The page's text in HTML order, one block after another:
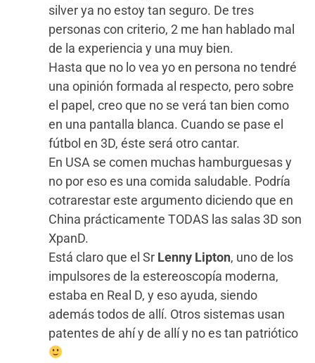
silver ya no estoy tan seguro. De tres
personas con criterio, 2 me han hablado mal
de la experiencia y una muy bien.
Hasta que no lo vea yo en persona no tendré
una opinión formada al respecto, pero sobre
el papel, creo que no se verá tan bien como
en una pantalla blanca. Cuando se pase el
fútbol en 3D, éste será otro cantar.
En USA se comen muchas hamburguesas y
no por eso es una comida saludable. Podría
cotrarestar este argumento diciendo que en
China prácticamente TODAS las salas 3D son
XpanD.
Está claro que el Sr Lenny Lipton, uno de los
impulsores de la estereoscopía moderna,
estaba en Real D, y eso ayuda, siendo
además todos de allí. Otros sistemas usan
patentes de ahí y de allí y no es tan patriótico